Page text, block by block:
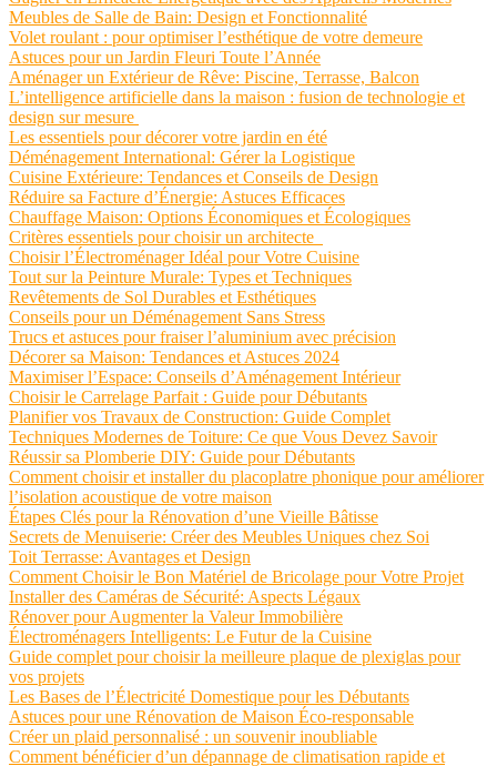
Meubles de Salle de Bain: Design et Fonctionnalité
Volet roulant : pour optimiser l’esthétique de votre demeure
Astuces pour un Jardin Fleuri Toute l’Année
Aménager un Extérieur de Rêve: Piscine, Terrasse, Balcon
L’intelligence artificielle dans la maison : fusion de technologie et
design sur mesure
Les essentiels pour décorer votre jardin en été
Déménagement International: Gérer la Logistique
Cuisine Extérieure: Tendances et Conseils de Design
Réduire sa Facture d’Énergie: Astuces Efficaces
Chauffage Maison: Options Économiques et Écologiques
Critères essentiels pour choisir un architecte
Choisir l’Électroménager Idéal pour Votre Cuisine
Tout sur la Peinture Murale: Types et Techniques
Revêtements de Sol Durables et Esthétiques
Conseils pour un Déménagement Sans Stress
Trucs et astuces pour fraiser l’aluminium avec précision
Décorer sa Maison: Tendances et Astuces 2024
Maximiser l’Espace: Conseils d’Aménagement Intérieur
Choisir le Carrelage Parfait : Guide pour Débutants
Planifier vos Travaux de Construction: Guide Complet
Techniques Modernes de Toiture: Ce que Vous Devez Savoir
Réussir sa Plomberie DIY: Guide pour Débutants
Comment choisir et installer du placoplatre phonique pour améliorer
l’isolation acoustique de votre maison
Étapes Clés pour la Rénovation d’une Vieille Bâtisse
Secrets de Menuiserie: Créer des Meubles Uniques chez Soi
Toit Terrasse: Avantages et Design
Comment Choisir le Bon Matériel de Bricolage pour Votre Projet
Installer des Caméras de Sécurité: Aspects Légaux
Rénover pour Augmenter la Valeur Immobilière
Électroménagers Intelligents: Le Futur de la Cuisine
Guide complet pour choisir la meilleure plaque de plexiglas pour
vos projets
Les Bases de l’Électricité Domestique pour les Débutants
Astuces pour une Rénovation de Maison Éco-responsable
Créer un plaid personnalisé : un souvenir inoubliable
Comment bénéficier d’un dépannage de climatisation rapide et